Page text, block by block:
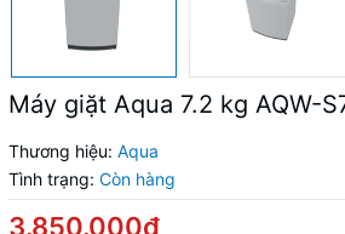
Máy giặt Aqua 7.2 kg AQW-
Thương hiệu: Aqua
Tình trạng: Còn hàng
3.850.000₫